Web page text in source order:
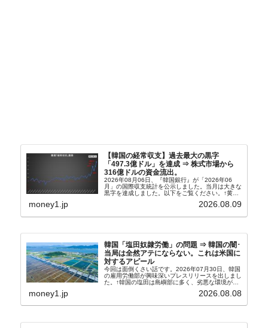
【韓国の経常収支】過去最大の黒字
「497.3億ドル」を達成 ⇒ 株式市場から
316億ドルの資金流出。
2026年08月06日、『韓国銀行』が「2026年06
月」の国際収支統計を公示しました。当月は大きな
黒字を達成しました。以下をご覧ください。↑黄色
の傾向ペンでフォーカスしているのが2026年06月
の経常収支です。2026年06月貿易収支：4...
money1.jp 2026.08.09
韓国「塩田奴隷労働」の問題 ⇒ 韓国の闇･
当局は全然アテにならない。これは米国に
対するアピール
今回は面倒くさい話です。2026年07月30日、韓国
の雇用労働部が興味深いプレスリリースを出しまし
た。↑韓国の塩田は島嶼部に多く、劣悪な環境が一
たといわれます（後述）。これは、いわゆる「塩田
money1.jp 2026.08.08